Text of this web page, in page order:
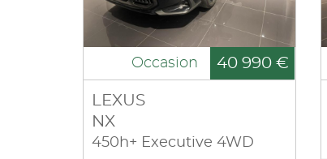
Occasion 40 990 €
LEXUS
NX
450h+ Executive 4WD